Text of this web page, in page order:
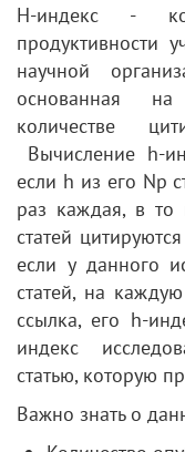
H-индекс -
продуктивности
научной
основанная
количестве
Вычисление h-
если h из его Np
раз каждая, в
статей
если у данного
статей, на
ссылка, его h-
индекс
статью, которую
Важно знать о